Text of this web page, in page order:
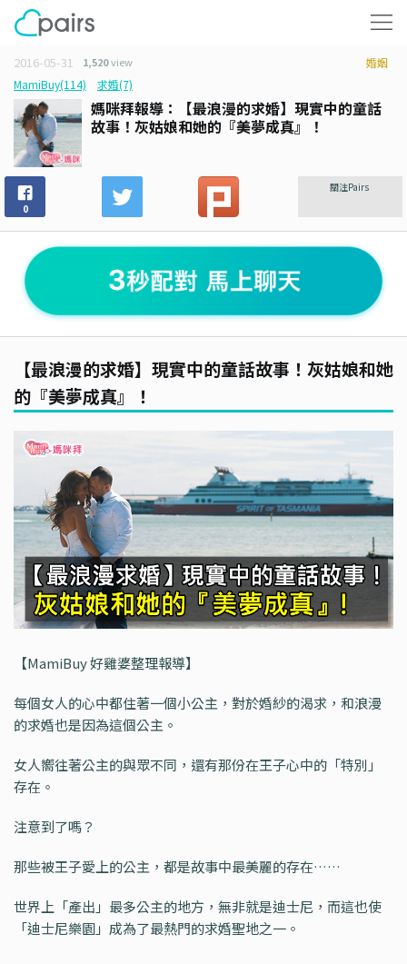
2016-05-31 1,520view
婚姻
MamiBuy(114)
求婚(7)
媽咪拜報導：【最浪漫的求婚】現實中的童話
故事！灰姑娘和她的『美夢成真』！
0
關注Pairs
【最浪漫的求婚】現實中的童話故事！灰姑娘和她
的『美夢成真』！
【MamiBuy 好雞婆整理報導】
每個女人的心中都住著一個小公主，對於婚紗的渴求，和浪漫
的求婚也是因為這個公主。
女人嚮往著公主的與眾不同，還有那份在王子心中的「特別」
存在。
注意到了嗎？
那些被王子愛上的公主，都是故事中最美麗的存在……
世界上「產出」最多公主的地方，無非就是迪士尼，而這也使
「迪士尼樂園」成為了最熱門的求婚聖地之一。